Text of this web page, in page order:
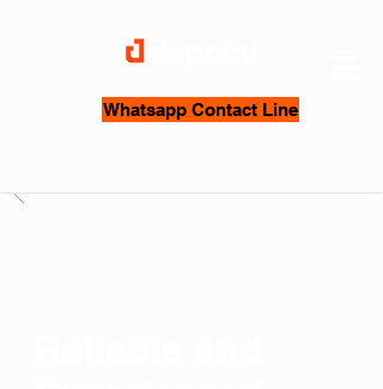
Whatsapp Contact Line